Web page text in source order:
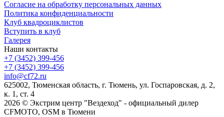
Согласие на обработку персональных данных
Политика конфиденциальности
Клуб квадроциклистов
Вступить в клуб
Галерея
Наши контакты
+7 (3452) 399-456
+7 (3452) 399-456
info@cf72.ru
625002, Тюменская область, г. Тюмень, ул. Госпаровская, д. 2,
к. 1, ст. 4
2026 © Экстрим центр "Вездеход" - официальный дилер
CFMOTO, OSM в Тюмени